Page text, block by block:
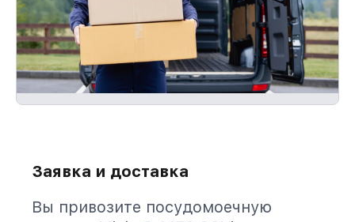
Заявка и доставка
Вы привозите посудомоечную